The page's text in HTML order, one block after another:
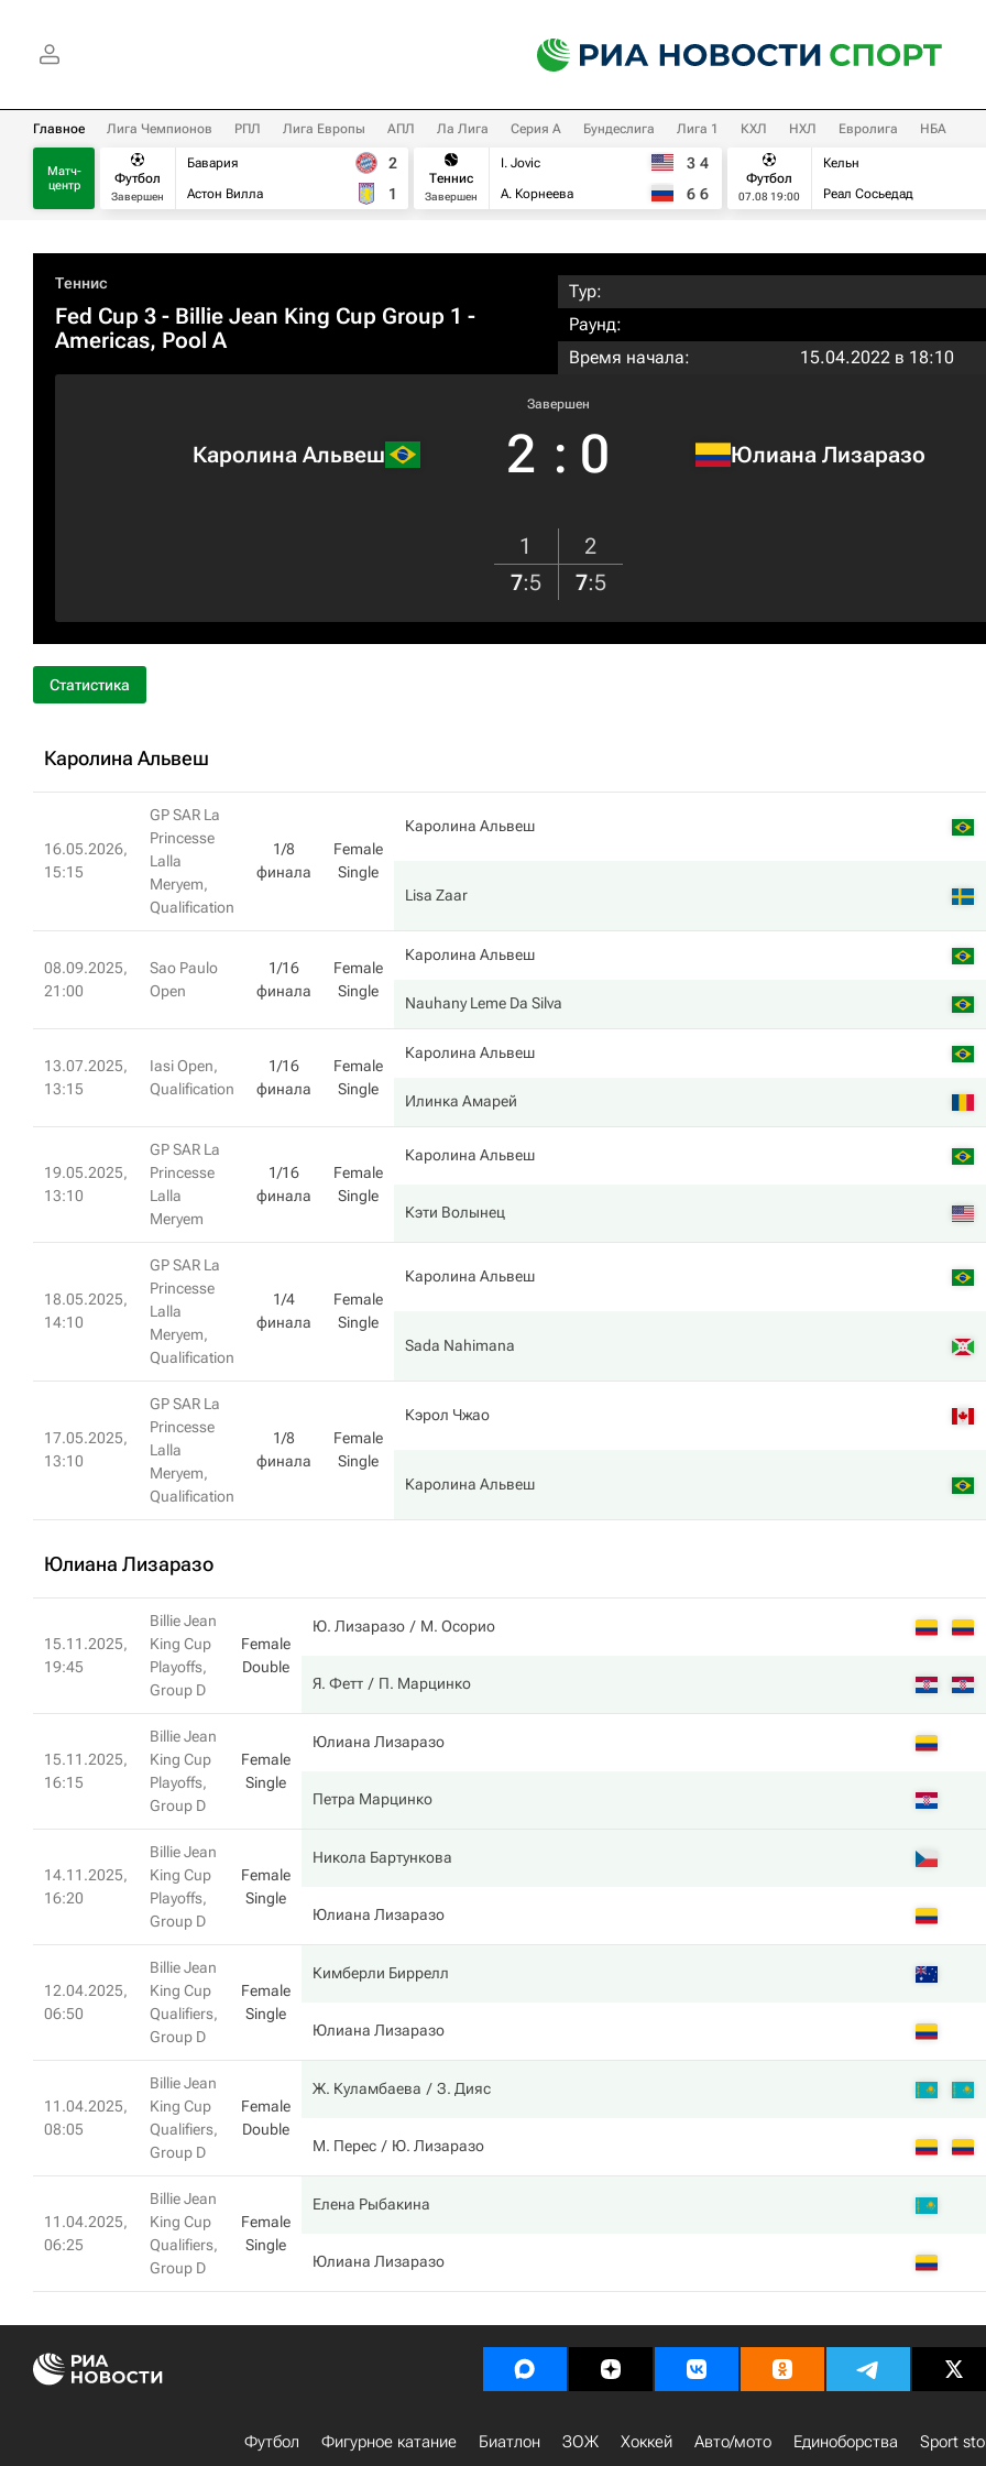
Главное Лига Чемпионов РПЛ Лига Европы АПЛ Ла Лига Серия А Бундеслига Лига 1 КХЛ НХЛ Евролига НБА
Матч-
центр
Футбол
Завершен
Бавария
Астон Вилла
2
1
Теннис
Завершен
I. Jovic
А. Корнеева
3 4
6 6
Футбол
07.08 19:00
Кельн
Реал Сосьедад
Теннис
Fed Cup 3 - Billie Jean King Cup Group 1 -
Americas, Pool A
Тур:
Раунд:
Время начала:
15.04.2022 в 18:10
Каролина Альвеш
Завершен
2 : 0 Юлиана Лизаразо
1
2
7:5 7:5
Статистика
Каролина Альвеш
16.05.2026,
15:15
GP SAR La
Princesse
Lalla
Meryem,
Qualification
1/8
финала
Female
Single
Каролина Альвеш
Lisa Zaar
08.09.2025,
21:00
Sao Paulo
Open
1/16
финала
Female
Single
Каролина Альвеш
Nauhany Leme Da Silva
13.07.2025,
13:15
Iasi Open,
Qualification
1/16
финала
Female
Single
Каролина Альвеш
Илинка Амарей
19.05.2025,
13:10
GP SAR La
Princesse
Lalla
Meryem
1/16
финала
Female
Single
Каролина Альвеш
Кэти Волынец
18.05.2025,
14:10
GP SAR La
Princesse
Lalla
Meryem,
Qualification
1/4
финала
Female
Single
Каролина Альвеш
Sada Nahimana
17.05.2025,
13:10
GP SAR La
Princesse
Lalla
Meryem,
Qualification
1/8
финала
Female
Single
Кэрол Чжао
Каролина Альвеш
Юлиана Лизаразо
15.11.2025,
19:45
Billie Jean
King Cup
Playoffs,
Group D
Female
Double
Ю. Лизаразо М. Осорио
Я. Фетт П. Марцинко
15.11.2025,
16:15
Billie Jean
King Cup
Playoffs,
Group D
Female
Single
Юлиана Лизаразо
Петра Марцинко
14.11.2025,
16:20
Billie Jean
King Cup
Playoffs,
Group D
Female
Single
Никола Бартункова
Юлиана Лизаразо
12.04.2025,
06:50
Billie Jean
King Cup
Qualifiers,
Group D
Female
Single
Кимберли Биррелл
Юлиана Лизаразо
11.04.2025,
08:05
Billie Jean
King Cup
Qualifiers,
Group D
Female
Double
Ж. Куламбаева З. Дияс
М. Перес Ю. Лизаразо
11.04.2025,
06:25
Billie Jean
King Cup
Qualifiers,
Group D
Female
Single
Елена Рыбакина
Юлиана Лизаразо
Футбол Фигурное катание Биатлон ЗОЖ Хоккей Авто/мото Единоборства Sport